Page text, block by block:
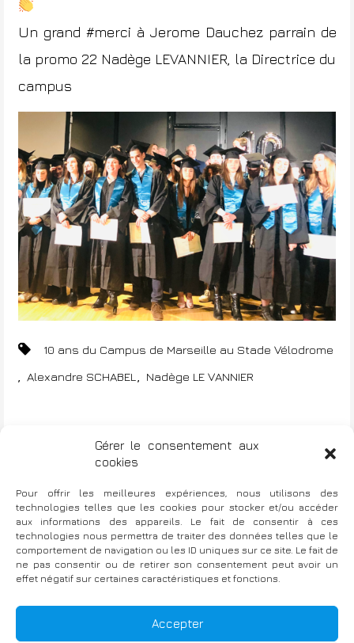
Gérer le consentement aux
cookies
Pour offrir les meilleures expériences, nous utilisons des
technologies telles que les cookies pour stocker et/ou accéder
aux informations des appareils. Le fait de consentir à ces
technologies nous permettra de traiter des données telles que le
comportement de navigation ou les ID uniques sur ce site. Le fait de
ne pas consentir ou de retirer son consentement peut avoir un
effet négatif sur certaines caractéristiques et fonctions.
Accepter
Un grand #merci à Jerome Dauchezparrain de
la promo 22 Nadège LEVANNIER, la Directrice du
campus
10 ans du Campus de Marseille au Stade Vélodrome
Alexandre SCHABEL Nadège LE VANNIER
a
v
i
g
#faites de la coopération
70 ans du Groupe Partnaire à Orléans
Fièrement propulsé par WordPress
Atlantis Themes